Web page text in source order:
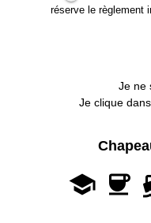
réserve le règlement
Je ne
Je clique
school coffee